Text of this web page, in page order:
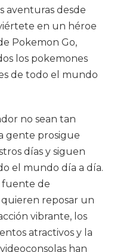
aventuras desde
en un héroe
Pokemon Go,
los pokemones
de todo el mundo
no sean tan
gente prosigue
días y siguen
el mundo día a día.
fuente de
reposar un
vibrante, los
atractivos y la
han